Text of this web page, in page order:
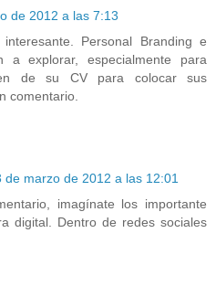
de 2012 a las 7:13
Personal Branding e
a explorar, especialmente para
de su CV para colocar sus
comentario.
de marzo de 2012 a las 12:01
imagínate los importante
digital. Dentro de redes sociales